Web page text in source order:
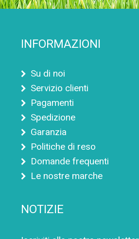
INFORMAZIONI
Su di noi
Servizio clienti
Pagamenti
Spedizione
Garanzia
Politiche di reso
Domande frequenti
Le nostre marche
NOTIZIE